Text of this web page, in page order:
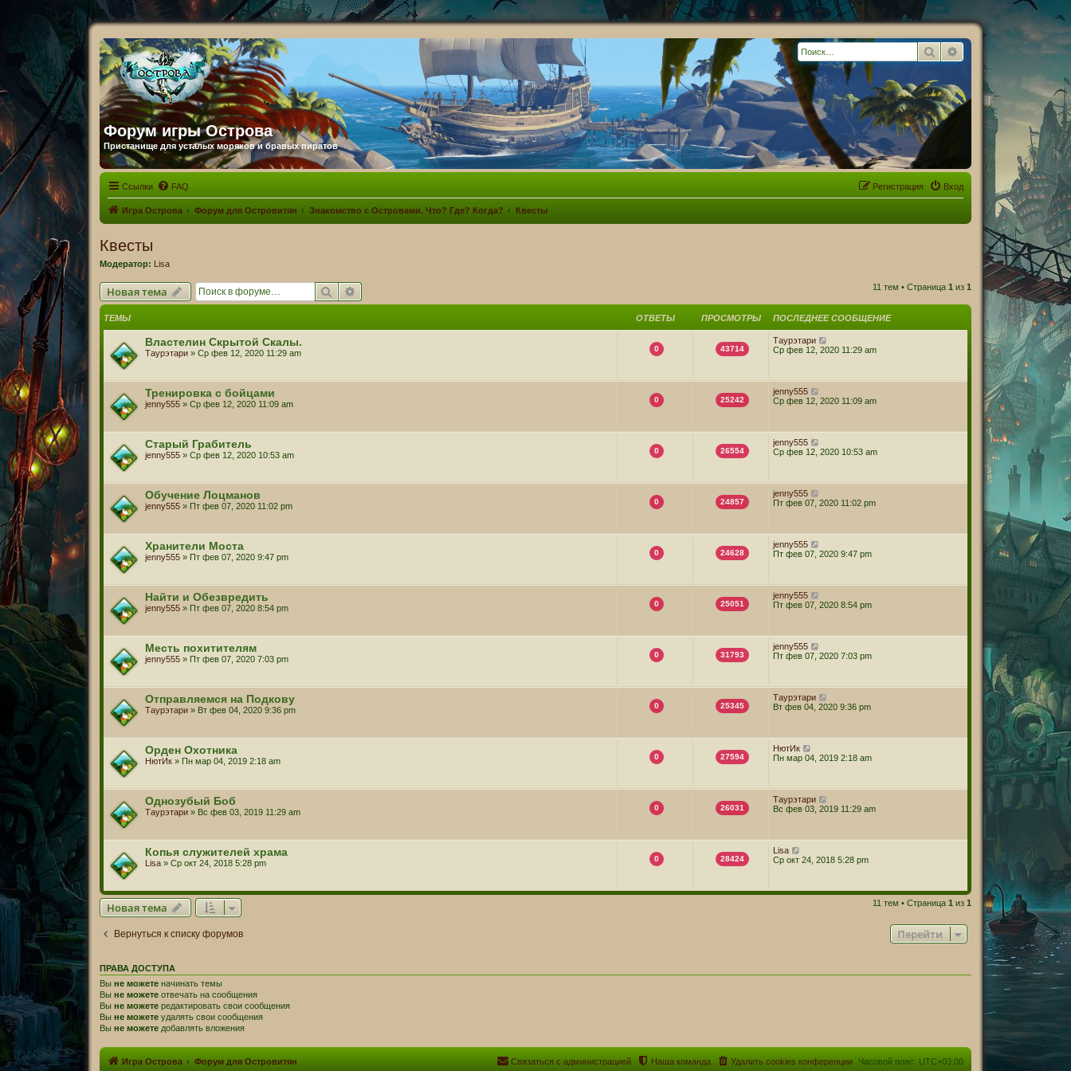
Форум игры Острова
Пристанище для усталых моряков и бравых пиратов
Поиск Расширенный поиск
Ссылки FAQ Вход
Регистрация
Игра Острова Форум для Островитян Знакомство с Островами. Что? Где? Когда? Квесты
Квесты
Модератор: Lisa
Новая тема Поиск 11 тем • Страница1 из1
ТЕМЫ ОТВЕТЫ ПРОСМОТРЫ ПОСЛЕДНЕЕ СООБЩЕНИЕ
Властелин Скрытой Скалы.
Таурэтари» Ср фев 12, 2020 11:29 am 0 43714
Таурэтари
Ср фев 12, 2020 11:29 am
Тренировка с бойцами
jenny555» Ср фев 12, 2020 11:09 am 0 25242
jenny555
Ср фев 12, 2020 11:09 am
Старый Грабитель
jenny555» Ср фев 12, 2020 10:53 am 0 26554
jenny555
Ср фев 12, 2020 10:53 am
Обучение Лоцманов
jenny555» Пт фев 07, 2020 11:02 pm 0 24857
jenny555
Пт фев 07, 2020 11:02 pm
Хранители Моста
jenny555» Пт фев 07, 2020 9:47 pm 0 24628
jenny555
Пт фев 07, 2020 9:47 pm
Найти и Обезвредить
jenny555» Пт фев 07, 2020 8:54 pm 0 25051
jenny555
Пт фев 07, 2020 8:54 pm
Месть похитителям
jenny555» Пт фев 07, 2020 7:03 pm 0 31793
jenny555
Пт фев 07, 2020 7:03 pm
Отправляемся на Подкову
Таурэтари» Вт фев 04, 2020 9:36 pm 0 25345
Таурэтари
Вт фев 04, 2020 9:36 pm
Орден Охотника
НютИк» Пн мар 04, 2019 2:18 am 0 27594
НютИк
Пн мар 04, 2019 2:18 am
Однозубый Боб
Таурэтари» Вс фев 03, 2019 11:29 am 0 26031
Таурэтари
Вс фев 03, 2019 11:29 am
Копья служителей храма
Lisa» Ср окт 24, 2018 5:28 pm 0 28424
Lisa
Ср окт 24, 2018 5:28 pm
Новая тема 11 тем • Страница1 из1
Вернуться к списку форумов Перейти
ПРАВА ДОСТУПА
Вы не можетеначинать темы
Вы не можетеотвечать на сообщения
Вы не можетередактировать свои сообщения
Вы не можетеудалять свои сообщения
Вы не можетедобавлять вложения
Игра Острова Форум для Островитян Часовой пояс: UTC+03:00
Удалить cookies конференции
Наша команда
Связаться с администрацией